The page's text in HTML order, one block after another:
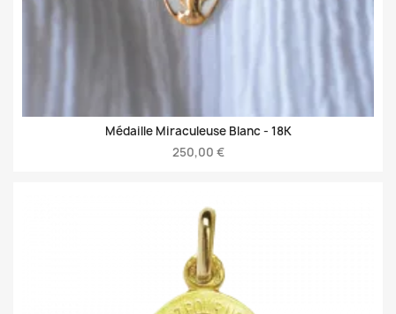
Médaille Miraculeuse Blanc - 18K
250,00 €